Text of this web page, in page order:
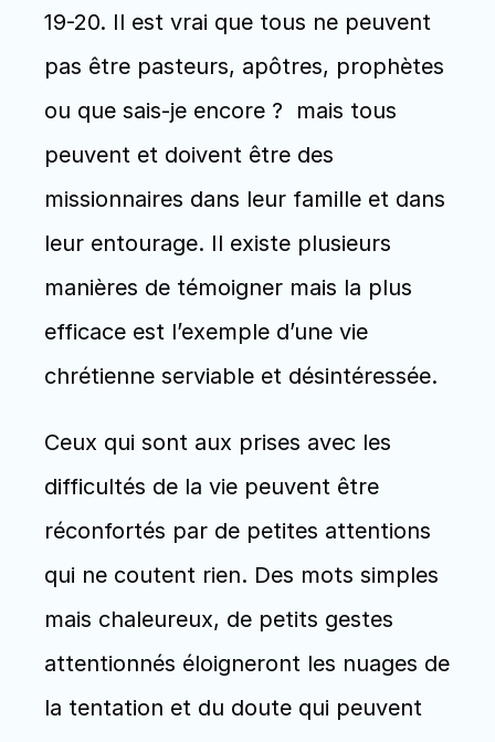
19-20. Il est vrai que tous ne peuvent
pas être pasteurs, apôtres, prophètes
ou que sais-je encore ?  mais tous
peuvent et doivent être des
missionnaires dans leur famille et dans
leur entourage. Il existe plusieurs
manières de témoigner mais la plus
efficace est l’exemple d’une vie
chrétienne serviable et désintéressée.
Ceux qui sont aux prises avec les
difficultés de la vie peuvent être
réconfortés par de petites attentions
qui ne coutent rien. Des mots simples
mais chaleureux, de petits gestes
attentionnés éloigneront les nuages de
la tentation et du doute qui peuvent